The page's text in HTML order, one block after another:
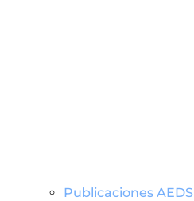
Publicaciones AEDS